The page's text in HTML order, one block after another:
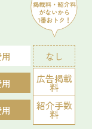
示
相談会
なし
広告掲載
料
紹介手数
料